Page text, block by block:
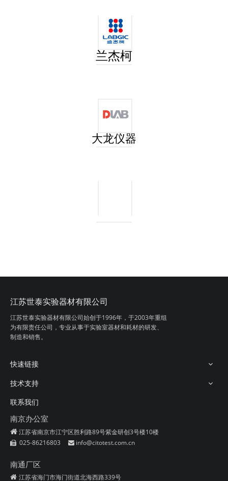
兰杰柯
大龙仪器
江苏世泰实验器材有限公司
江苏世泰实验器材有限公司始创于1996年， 于2003年重组
为有限责任公司，专业从事于实验室器材和耗材的研发、
制造和销售。
快速链接
技术支持
联系我们
南京办公室
 江苏省南京市江宁区胜利路89号紫金研创3号楼10楼
 025-86216803  info@citotest.com.cn
南通厂区
 江苏省海门市海门街道北海西路339号